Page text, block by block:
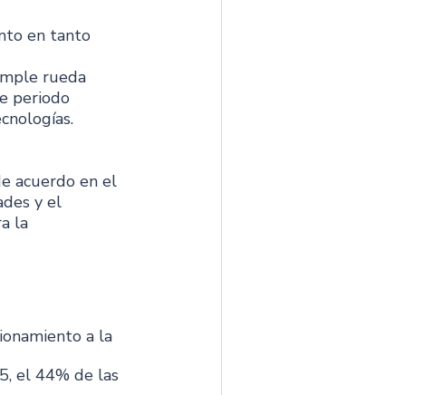
en tanto
rueda
periodo
acuerdo en el
y el
la
a la
el 44% de las